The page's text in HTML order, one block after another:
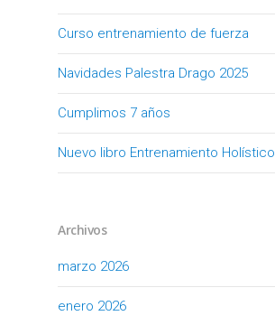
Curso entrenamiento de fuerza
Navidades Palestra Drago 2025
Cumplimos 7 años
Nuevo libro Entrenamiento Holístico
Archivos
marzo 2026
enero 2026